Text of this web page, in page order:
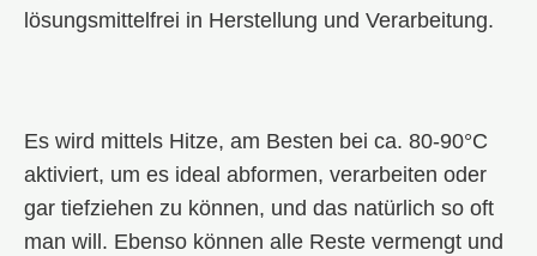
lösungsmittelfrei in Herstellung und Verarbeitung.
Es wird mittels Hitze, am Besten bei ca. 80-90°C
aktiviert, um es ideal abformen, verarbeiten oder
gar tiefziehen zu können, und das natürlich so oft
man will. Ebenso können alle Reste vermengt und